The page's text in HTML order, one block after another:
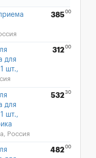
38500
для
шт.,
31200
для
шт.,
Россия
53230
48200